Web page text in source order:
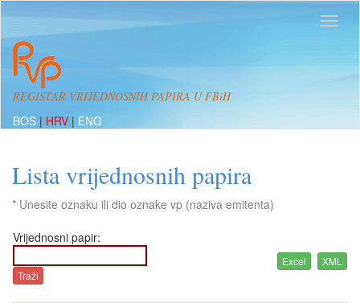
REGISTAR VRIJEDNOSNIH PAPIRA U FBiH
BOS | HRV | ENG
Lista vrijednosnih papira
* Unesite oznaku ili dio oznake vp (naziva emitenta)
Vrijednosni papir: